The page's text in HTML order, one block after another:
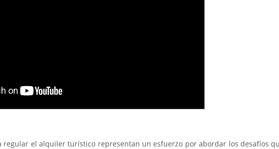
el alquiler turístico representan un esfuerzo por abordar los desafíos